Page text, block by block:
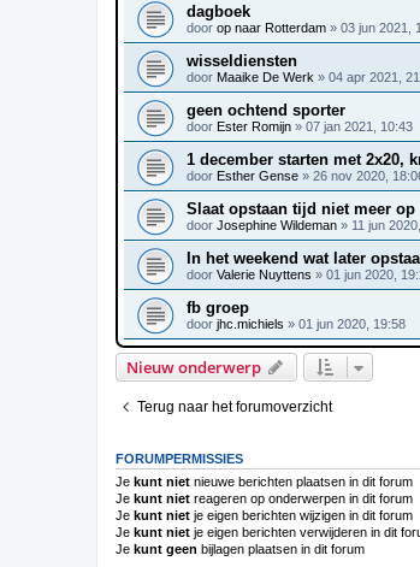
dagboek
door op naar Rotterdam » 03 jun 2021,
wisseldiensten
door Maaike De Werk » 04 apr 2021,
geen ochtend sporter
door Ester Romijn » 07 jan 2021, 10:43
1 december starten met 2x20,
door Esther Gense » 26 nov 2020,
Slaat opstaan tijd niet meer op
door Josephine Wildeman » 11 jun
In het weekend wat later
door Valerie Nuyttens » 01 jun 2020,
fb groep
door jhc.michiels » 01 jun 2020, 19:58
Nieuw onderwerp
Terug naar het forumoverzicht
FORUMPERMISSIES
Je kunt niet nieuwe berichten plaatsen in dit forum
Je kunt niet reageren op onderwerpen in dit forum
Je kunt niet je eigen berichten wijzigen in dit forum
Je kunt niet je eigen berichten verwijderen in dit
Je kunt geen bijlagen plaatsen in dit forum